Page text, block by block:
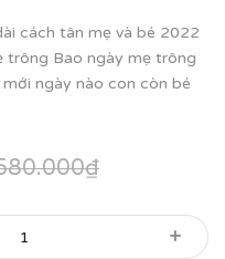
cách tân mẹ và bé 2022
trông Bao ngày mẹ trông
ngày nào con còn bé
+